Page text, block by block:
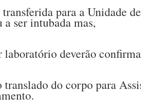
para a Unidade de
ser intubada mas,
laboratório deverão
do corpo para